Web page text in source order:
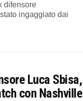
difensore
ingaggiato dai
Luca Sbisa,
con Nashville